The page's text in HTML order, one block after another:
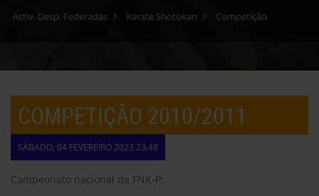
Activ. Desp. Federadas Karate Shotokan Competição
COMPETIÇÃO 2010/2011
SÁBADO, 04 FEVEREIRO 2023 23:48
Campeonato nacional da FNK-P: